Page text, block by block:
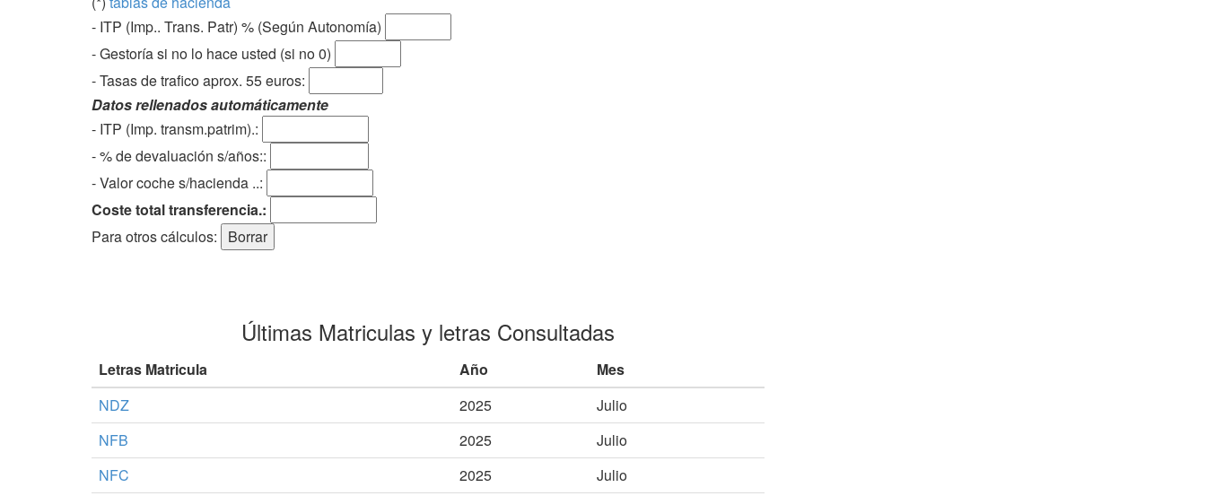
- ITP (Imp.. Trans. Patr) % (Según Autonomía)
- Gestoría si no lo hace usted (si no 0)
-Tasas de trafico aprox. 55 euros:
Datos rellenados automáticamente
- ITP (Imp. transm.patrim).:
- % de devaluación s/años::
- Valor coche s/hacienda ..:
Coste total transferencia.:
Para otros cálculos:
Últimas Matriculas y letras Consultadas
Letras Matricula Año
Mes
NDZ
2025
Julio
NFB
2025
Julio
NFC
2025
Julio